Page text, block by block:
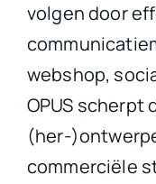
volgen door
webshop,
OPUS scherpt
(her-
commerciële